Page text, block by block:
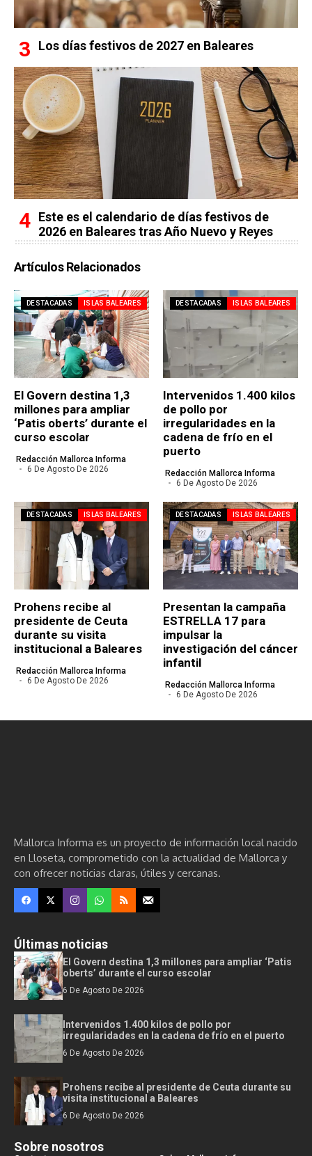
Los días festivos de 2027 en Baleares
Este es el calendario de días festivos de
2026 en Baleares tras Año Nuevo y Reyes
Artículos Relacionados
DESTACADAS ISLAS BALEARES
El Govern destina 1,3
millones para ampliar
‘Patis oberts’ durante el
curso escolar
Redacción Mallorca Informa
6 De Agosto De 2026
DESTACADAS ISLAS BALEARES
Intervenidos 1.400 kilos
de pollo por
irregularidades en la
cadena de frío en el
puerto
Redacción Mallorca Informa
6 De Agosto De 2026
DESTACADAS ISLAS BALEARES
Prohens recibe al
presidente de Ceuta
durante su visita
institucional a Baleares
Redacción Mallorca Informa
6 De Agosto De 2026
DESTACADAS ISLAS BALEARES
Presentan la campaña
ESTRELLA 17 para
impulsar la
investigación del cáncer
infantil
Redacción Mallorca Informa
6 De Agosto De 2026
Mallorca Informa es un proyecto de información local nacido
en Lloseta, comprometido con la actualidad de Mallorca y
con ofrecer noticias claras, útiles y cercanas.
Últimas noticias
El Govern destina 1,3 millones para ampliar ‘Patis
oberts’ durante el curso escolar
6 De Agosto De 2026
Intervenidos 1.400 kilos de pollo por
irregularidades en la cadena de frío en el puerto
6 De Agosto De 2026
Prohens recibe al presidente de Ceuta durante su
visita institucional a Baleares
6 De Agosto De 2026
Sobre nosotros